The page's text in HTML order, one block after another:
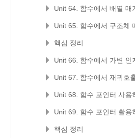
Unit 64. 함수에서 배열 매
Unit 65. 함수에서 구조체
핵심 정리
Unit 66. 함수에서 가변 인
Unit 67. 함수에서 재귀호
Unit 68. 함수 포인터 사용
Unit 69. 함수 포인터 활용
핵심 정리